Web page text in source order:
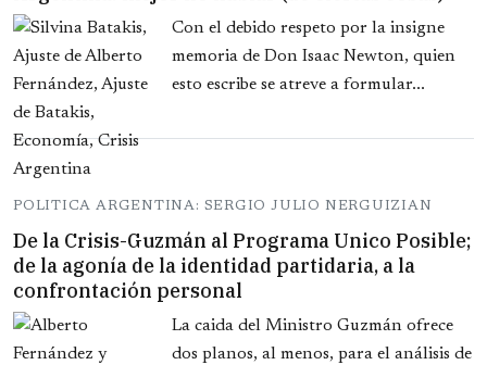
Con el debido respeto por la insigne
memoria de Don Isaac Newton, quien
esto escribe se atreve a formular...
POLITICA ARGENTINA: SERGIO JULIO NERGUIZIAN
De la Crisis-Guzmán al Programa Unico Posible;
de la agonía de la identidad partidaria, a la
confrontación personal
La caida del Ministro Guzmán ofrece
dos planos, al menos, para el análisis de